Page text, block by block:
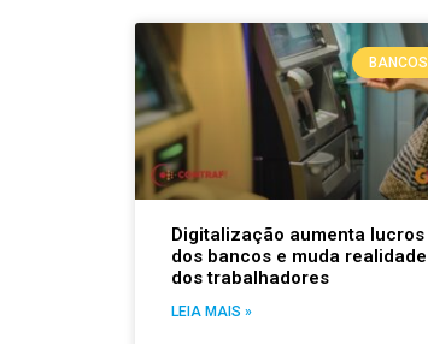
BANCOS
Digitalização aumenta lucros
dos bancos e muda realidade
dos trabalhadores
LEIA MAIS »